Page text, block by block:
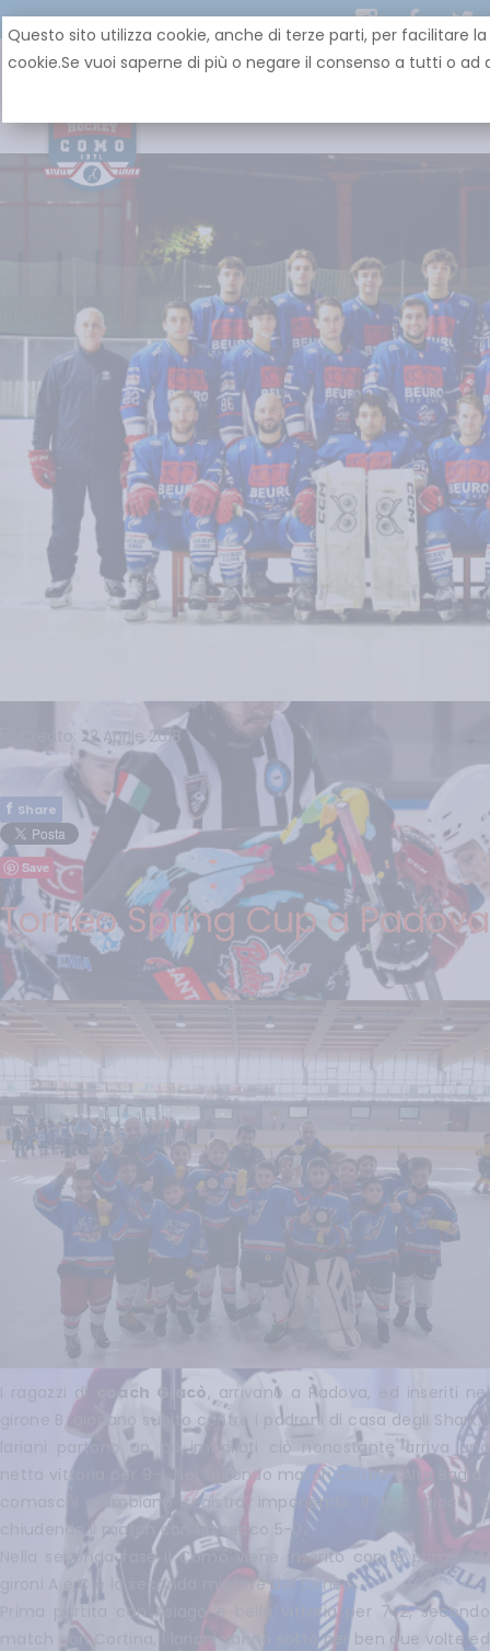
Creato: 22 Aprile 2018
f Share
Save
Torneo Spring Cup a Padova
I ragazzi di coach Giacò, arrivano a Padova, ed inseriti nel
girone B, giocano subito contro i padroni di casa degli Shark; i
lariani partono un pò imballati ciò nonostante arriva una
netta vittoria per 9-1. Nel secondo match contro l'Alta Badia i
comaschi cambiano registro imponendo il loro gioco e
chiudendo il match con un secco 5-0.
Nella seconda fase il Como viene inserito con le prime dei
gironi A e C e la seconda migliore del torneo.
Prima partita con Asiago e bella vittoria per 7-2, secondo
match con Cortina, i lariani vanno sotto per ben due volte ed
Questo sito utilizza cookie, anche di terze parti, per facilitare
cookie.Se vuoi saperne di più o negare il consenso a tutti o ad